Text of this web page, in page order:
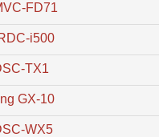
FD71
i500
TX1
GX-10
WX5